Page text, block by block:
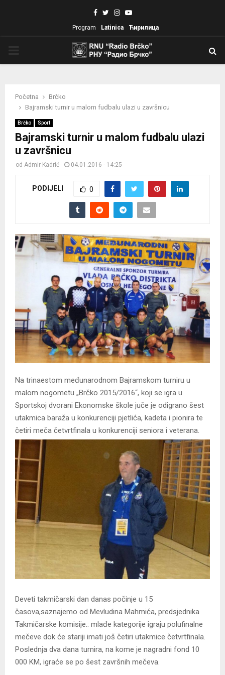
Facebook
TwitterInstagram
Youtube
Program Latinica Ћирилица
Početna
Brčko
Bajramski turnir u malom fudbalu ulazi u završnicu
Brčko Sport
Bajramski turnir u malom fudbalu ulazi
u završnicu
od Admir Kadrić 04.01.2016 - 14:25
PODIJELI 0
Na trinaestom međunarodnom Bajramskom turniru u
malom nogometu „Brčko 2015/2016“, koji se igra u
Sportskoj dvorani Ekonomske škole juče je odigrano šest
utakmica baraža u konkurenciji pjetlića, kadeta i pionira te
četiri meča četvrtfinala u konkurenciji seniora i veterana.
Deveti takmičarski dan danas počinje u 15
časova,saznajemo od Mevludina Mahmića, predsjednika
Takmičarske komisije.: mlađe kategorije igraju polufinalne
mečeve dok će stariji imati još četiri utakmice četvrtfinala.
Poslednja dva dana turnira, na kome je nagradni fond 10
000 KM, igraće se po šest završnih mečeva.